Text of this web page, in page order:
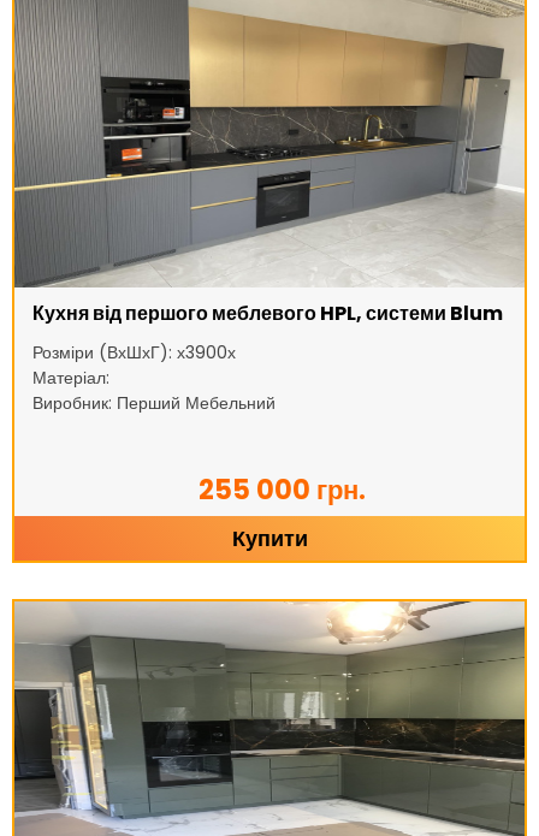
Кухня від першого меблевого HPL, системи Blum
Розміри (ВхШхГ): х3900х
Матеріал:
Виробник: Перший Мебельний
255 000 грн.
Купити